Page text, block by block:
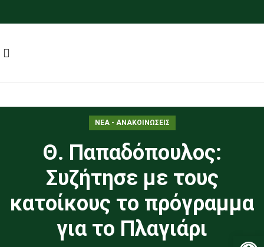
ΝΕΑ - ΑΝΑΚΟΙΝΩΣΕΙΣ
Θ. Παπαδόπουλος:
Συζήτησε με τους
κατοίκους το πρόγραμμα
για το Πλαγιάρι